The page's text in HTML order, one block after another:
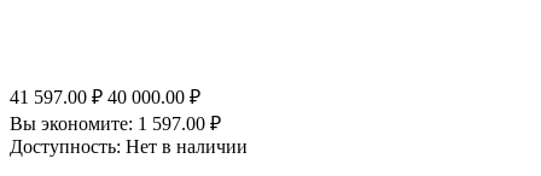
41 597.00 ₽ 40 000.00 ₽
Вы экономите: 1 597.00 ₽
Доступность: Нет в наличии